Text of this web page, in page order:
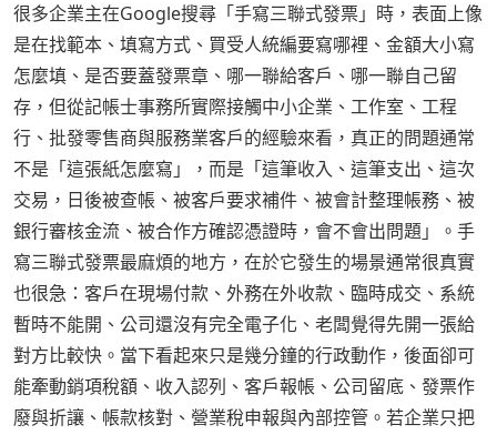
很多企業主在Google搜尋「手寫三聯式發票」時，表面上像
是在找範本、填寫方式、買受人統編要寫哪裡、金額大小寫
怎麼填、是否要蓋發票章、哪一聯給客戶、哪一聯自己留
存，但從記帳士事務所實際接觸中小企業、工作室、工程
行、批發零售商與服務業客戶的經驗來看，真正的問題通常
不是「這張紙怎麼寫」，而是「這筆收入、這筆支出、這次
交易，日後被查帳、被客戶要求補件、被會計整理帳務、被
銀行審核金流、被合作方確認憑證時，會不會出問題」。手
寫三聯式發票最麻煩的地方，在於它發生的場景通常很真實
也很急：客戶在現場付款、外務在外收款、臨時成交、系統
暫時不能開、公司還沒有完全電子化、老闆覺得先開一張給
對方比較快。當下看起來只是幾分鐘的行政動作，後面卻可
能牽動銷項稅額、收入認列、客戶報帳、公司留底、發票作
廢與折讓、帳款核對、營業稅申報與內部控管。若企業只把